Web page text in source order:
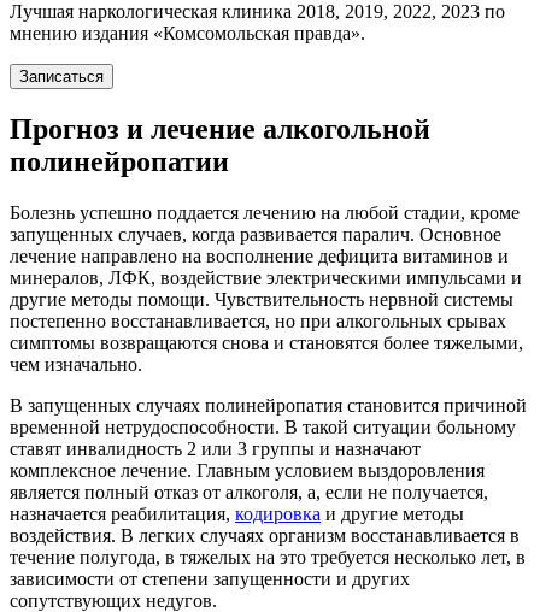
Лучшая наркологическая клиника 2018, 2019, 2022, 2023 по
мнению издания «Комсомольская правда».
Записаться
Прогноз и лечение алкогольной
полинейропатии
Болезнь успешно поддается лечению на любой стадии, кроме
запущенных случаев, когда развивается паралич. Основное
лечение направлено на восполнение дефицита витаминов и
минералов, ЛФК, воздействие электрическими импульсами и
другие методы помощи. Чувствительность нервной системы
постепенно восстанавливается, но при алкогольных срывах
симптомы возвращаются снова и становятся более тяжелыми,
чем изначально.
В запущенных случаях полинейропатия становится причиной
временной нетрудоспособности. В такой ситуации больному
ставят инвалидность 2 или 3 группы и назначают
комплексное лечение. Главным условием выздоровления
является полный отказ от алкоголя, а, если не получается,
назначается реабилитация, кодировка и другие методы
воздействия. В легких случаях организм восстанавливается в
течение полугода, в тяжелых на это требуется несколько лет, в
зависимости от степени запущенности и других
сопутствующих недугов.